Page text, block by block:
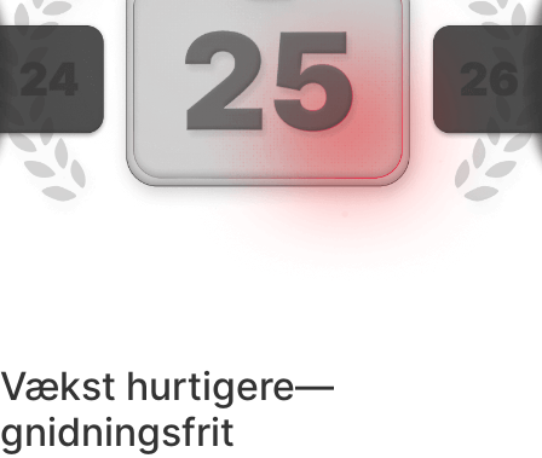
Vækst hurtigere—
gnidningsfrit